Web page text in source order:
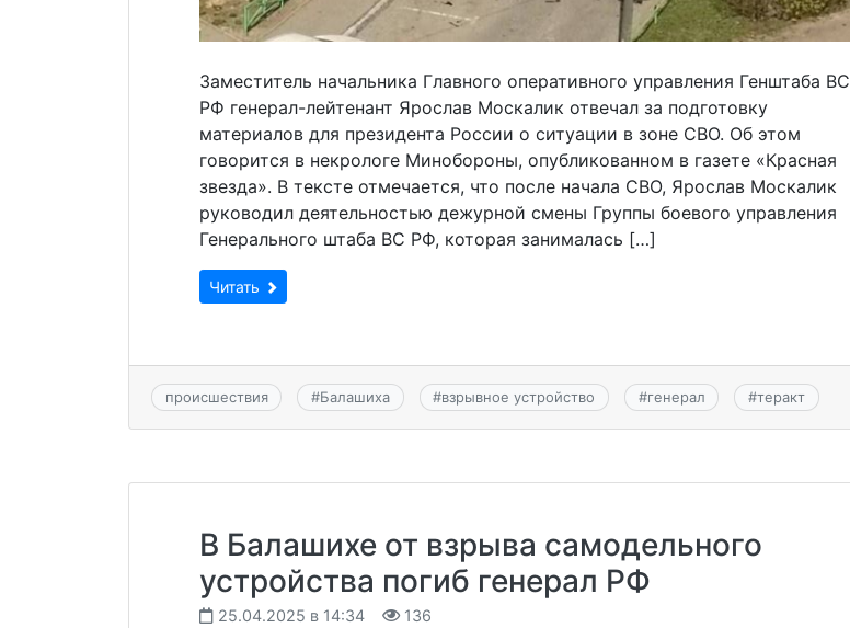
Заместитель начальника Главного оперативного управления Генштаба ВС
РФ генерал-лейтенант Ярослав Москалик отвечал за подготовку
материалов для президента России о ситуации в зоне СВО. Об этом
говорится в некрологе Минобороны, опубликованном в газете «Красная
звезда». В тексте отмечается, что после начала СВО, Ярослав Москалик
руководил деятельностью дежурной смены Группы боевого управления
Генерального штаба ВС РФ, которая занималась […]
Читать
происшествия #Балашиха #взрывное устройство #генерал #теракт
В Балашихе от взрыва самодельного
устройства погиб генерал РФ
25.04.2025 в 14:34 136